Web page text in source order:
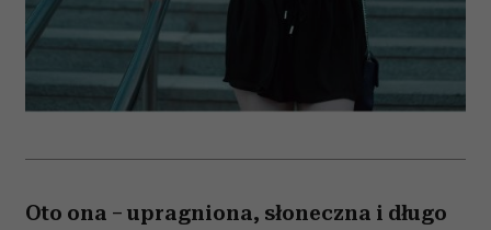
Oto ona – upragniona, słoneczna i długo